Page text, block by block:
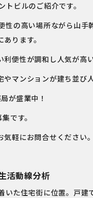
トビルのご紹介です。
性の高い場所ながら山手
ります。
利便性が調和し人気が高
やマンションが建ち並び
が盛業中！
です。
軽にお問合せください。
活動線分析
いた住宅街に位置。戸建